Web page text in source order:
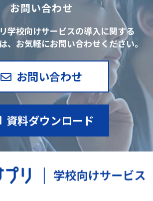
お問い合わせ
学校向けサービスの導入に関する
、お気軽にお問い合わせください。
お問い合わせ
資料ダウンロード